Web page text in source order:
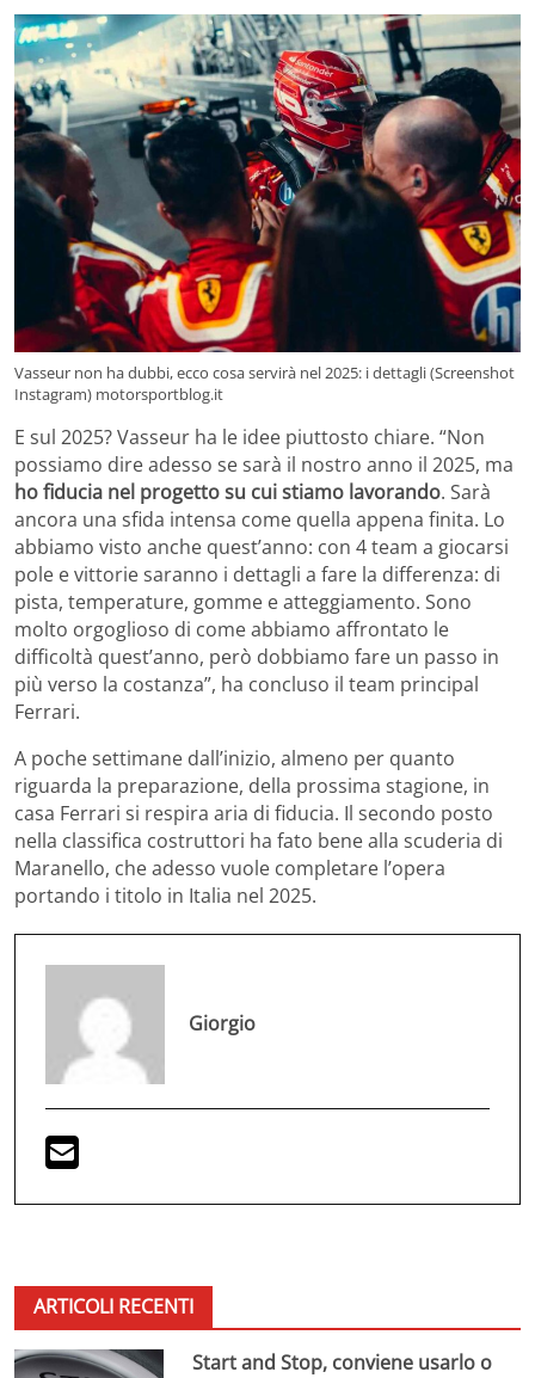
Vasseur non ha dubbi, ecco cosa servirà nel 2025: i dettagli (Screenshot
Instagram) motorsportblog.it
E sul 2025? Vasseur ha le idee piuttosto chiare. “Non
possiamo dire adesso se sarà il nostro anno il 2025, ma
ho fiducia nel progetto su cui stiamo lavorando. Sarà
ancora una sfida intensa come quella appena finita. Lo
abbiamo visto anche quest’anno: con 4 team a giocarsi
pole e vittorie saranno i dettagli a fare la differenza: di
pista, temperature, gomme e atteggiamento. Sono
molto orgoglioso di come abbiamo affrontato le
difficoltà quest’anno, però dobbiamo fare un passo in
più verso la costanza”, ha concluso il team principal
Ferrari.
A poche settimane dall’inizio, almeno per quanto
riguarda la preparazione, della prossima stagione, in
casa Ferrari si respira aria di fiducia. Il secondo posto
nella classifica costruttori ha fato bene alla scuderia di
Maranello, che adesso vuole completare l’opera
portando i titolo in Italia nel 2025.
Giorgio
ARTICOLI RECENTI
Start and Stop, conviene usarlo o